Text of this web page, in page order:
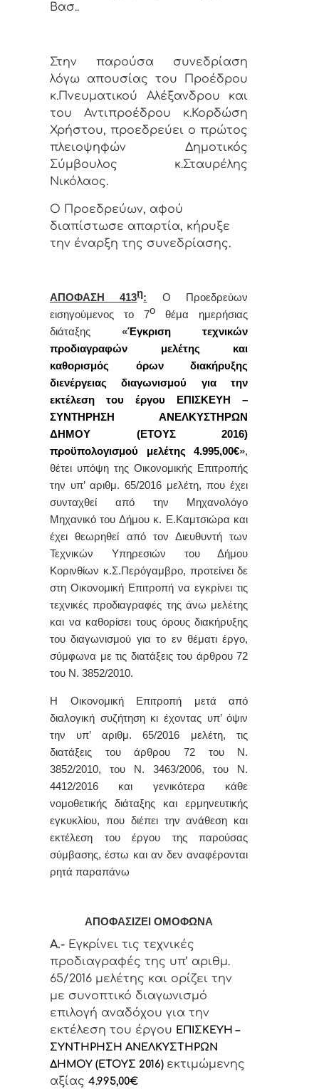
Βασ..
Στην παρούσα συνεδρίαση
λόγω απουσίας του Προέδρου
κ.Πνευματικού Αλέξανδρου και
του Αντιπροέδρου κ.Κορδώση
Χρήστου, προεδρεύει ο πρώτος
πλειοψηφών Δημοτικός
Σύμβουλος κ.Σταυρέλης
Νικόλαος.
Ο Προεδρεύων, αφού
διαπίστωσε απαρτία, κήρυξε
την έναρξη της συνεδρίασης.
ΑΠΟΦΑΣΗ 413η: Ο Προεδρεύων
εισηγούμενος το 7ο θέμα ημερήσιας
διάταξης
«Έγκριση τεχνικών
προδιαγραφών μελέτης και
καθορισμός όρων διακήρυξης
διενέργειας διαγωνισμού για την
εκτέλεση του έργου ΕΠΙΣΚΕΥΗ –
ΣΥΝΤΗΡΗΣΗ ΑΝΕΛΚΥΣΤΗΡΩΝ
ΔΗΜΟΥ (ΕΤΟΥΣ 2016)
προϋπολογισμού μελέτης 4.995,00€»,
θέτει υπόψη της Οικονομικής Επιτροπής
την υπ’ αριθμ. 65/2016 μελέτη, που έχει
συνταχθεί από την Μηχανολόγο
Μηχανικό του Δήμου κ. Ε.Καμτσιώρα και
έχει θεωρηθεί από τον Διευθυντή των
Τεχνικών Υπηρεσιών του Δήμου
Κορινθίων κ.Σ.Περόγαμβρο, προτείνει δε
στη Οικονομική Επιτροπή να εγκρίνει τις
τεχνικές προδιαγραφές της άνω μελέτης
και να καθορίσει τους όρους διακήρυξης
του διαγωνισμού για το εν θέματι έργο,
σύμφωνα με τις διατάξεις του άρθρου 72
του Ν. 3852/2010.
Η Οικονομική Επιτροπή μετά από
διαλογική συζήτηση κι έχοντας υπ’ όψιν
την υπ’ αριθμ. 65/2016 μελέτη, τις
διατάξεις του άρθρου 72 του Ν.
3852/2010, του Ν. 3463/2006, του Ν.
4412/2016 και γενικότερα κάθε
νομοθετικής διάταξης και ερμηνευτικής
εγκυκλίου, που διέπει την ανάθεση και
εκτέλεση του έργου της παρούσας
σύμβασης, έστω και αν δεν αναφέρονται
ρητά παραπάνω
ΑΠΟΦΑΣΙΖΕΙ ΟΜΟΦΩΝΑ
Α.- Εγκρίνει τις τεχνικές
προδιαγραφές της υπ’ αριθμ.
65/2016 μελέτης και ορίζει την
με συνοπτικό διαγωνισμό
επιλογή αναδόχου για την
εκτέλεση του έργου ΕΠΙΣΚΕΥΗ –
ΣΥΝΤΗΡΗΣΗ ΑΝΕΛΚΥΣΤΗΡΩΝ
ΔΗΜΟΥ (ΕΤΟΥΣ 2016) εκτιμώμενης
αξίας 4.995,00€